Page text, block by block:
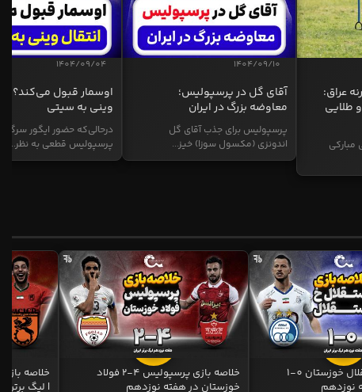
عراق:
طلایی
1404/09/10
آقای گل در پرسپولیس؛
معاوضه بزرگ در ایران
پرسپولیس برای جذب آقای گل
اندونزی (مکسول سوزا) خیز...
1404/09/04
اوسمار قبول می‌کند؟
وینی به سیتی
درحالی‌که حضور ایگور
پرسپولیس قطعی به نظر...
خلاصه بازی استقلال خوزستان 0-1
نوزدهم
خلاصه بازی پرسپولیس 4-2 فولاد
خوزستان در هفته نوزدهم
| لیگ برتر